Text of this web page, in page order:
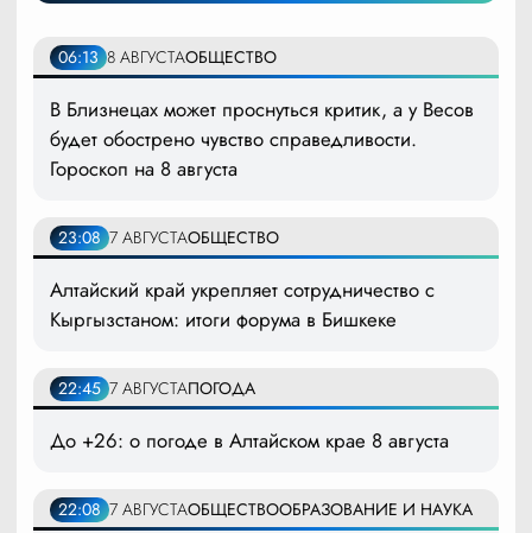
06:13 8 АВГУСТАОБЩЕСТВО
В Близнецах может проснуться критик, а у Весов
будет обострено чувство справедливости.
Гороскоп на 8 августа
23:08 7 АВГУСТАОБЩЕСТВО
Алтайский край укрепляет сотрудничество с
Кыргызстаном: итоги форума в Бишкеке
22:45 7 АВГУСТАПОГОДА
До +26: о погоде в Алтайском крае 8 августа
22:08 7 АВГУСТАОБЩЕСТВООБРАЗОВАНИЕ И НАУКА